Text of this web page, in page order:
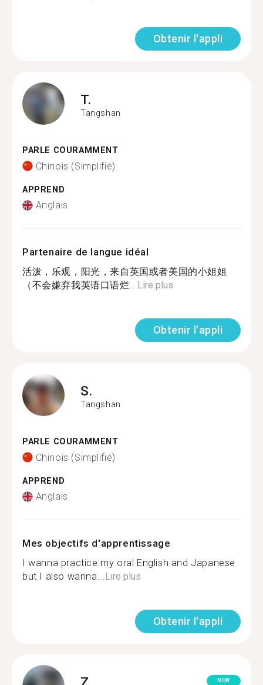
Obtenir l'appli
T.
Tangshan
PARLE COURAMMENT
Chinois (Simplifié)
APPREND
Anglais
Partenaire de langue idéal
活泼，乐观，阳光，来自英国或者美国的小姐姐
（不会嫌弃我英语口语烂...Lire plus
Obtenir l'appli
S.
Tangshan
PARLE COURAMMENT
Chinois (Simplifié)
APPREND
Anglais
Mes objectifs d'apprentissage
I wanna practice my oral English and Japanese
but I also wanna...Lire plus
Obtenir l'appli
Z. NEW